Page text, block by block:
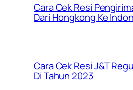
Cara Cek Resi
Dari Hongkong Ke
Cara Cek Resi J&T
Di Tahun 2023